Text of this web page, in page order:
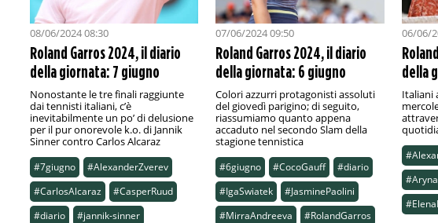
08/06/2024 08:30
Roland Garros 2024, il diario
della giornata: 7 giugno
Nonostante le tre finali raggiunte
dai tennisti italiani, c’è
inevitabilmente un po’ di delusione
per il pur onorevole k.o. di Jannik
Sinner contro Carlos Alcaraz
#7giugno
#AlexanderZverev
#CarlosAlcaraz
#CasperRuud
#diario
#jannik-sinner
07/06/2024 09:50
Roland Garros 2024, il diario
della giornata: 6 giugno
Colori azzurri protagonisti assoluti
del giovedì parigino; di seguito,
riassumiamo quanto appena
accaduto nel secondo Slam della
stagione tennistica
#6giugno #CocoGauff
#diario
#IgaSwiatek
#JasminePaolini
#MirraAndreeva
#RolandGarros
06/06/
della
Italiani